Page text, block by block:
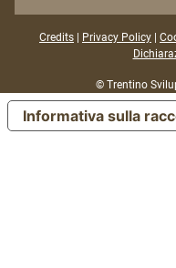
Credits Privacy Policy
© Trentino
Informativa sulla